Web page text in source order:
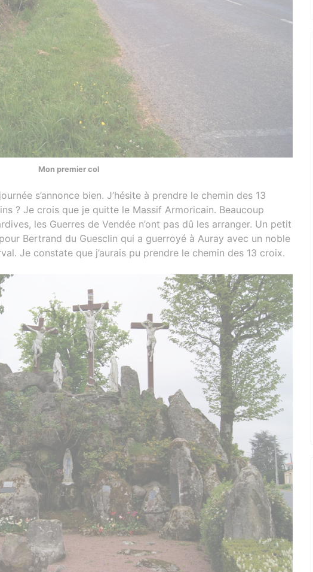
Mon premier col
s’annonce bien. J’hésite à prendre le chemin des 13
? Je crois que je quitte le Massif Armoricain. Beaucoup
les Guerres de Vendée n’ont pas dû les arranger. Un petit
Bertrand du Guesclin qui a guerroyé à Auray avec un noble
Je constate que j’aurais pu prendre le chemin des 13 croix.